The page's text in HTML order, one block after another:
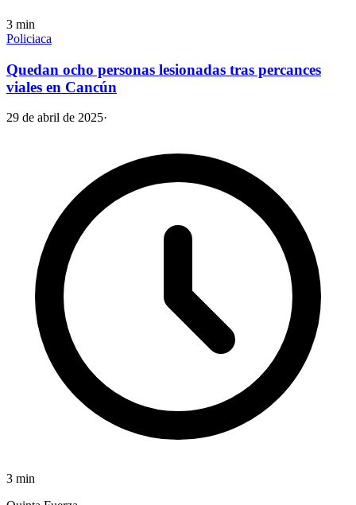
3 min
Policiaca
Quedan ocho personas lesionadas tras percances
viales en Cancún
29 de abril de 2025·
3 min